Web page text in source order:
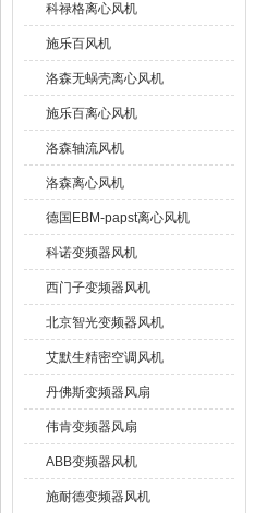
科禄格离心风机
施乐百风机
洛森无蜗壳离心风机
施乐百离心风机
洛森轴流风机
洛森离心风机
德国EBM-papst离心风机
科诺变频器风机
西门子变频器风机
北京智光变频器风机
艾默生精密空调风机
丹佛斯变频器风扇
伟肯变频器风扇
ABB变频器风机
施耐德变频器风机